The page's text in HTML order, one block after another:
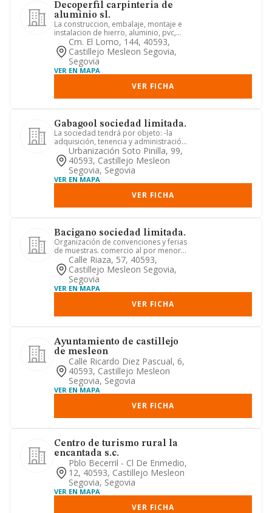
Decoperfil carpinteria de
aluminio sl.
La construccion, embalaje, montaje e
instalacion de hierro, aluminio, pvc,
madera y cristal para pu...
Cm. El Lomo, 144, 40593,
Castillejo Mesleon Segovia,
Segovia
VER EN MAPA
VER FICHA
Gabagool sociedad limitada.
La sociedad tendrá por objeto: -la
adquisición, tenencia y administración
de cualquier forma de acc...
Urbanización Soto Pinilla, 99,
40593, Castillejo Mesleon
Segovia, Segovia
VER EN MAPA
VER FICHA
Bacigano sociedad limitada.
Organización de convenciones y ferias
de muestras. comercio al por menor
de ferretería, pintura y v...
Calle Riaza, 57, 40593,
Castillejo Mesleon Segovia,
Segovia
VER EN MAPA
VER FICHA
Ayuntamiento de castillejo
de mesleon
Calle Ricardo Diez Pascual, 6,
40593, Castillejo Mesleon
Segovia, Segovia
VER EN MAPA
VER FICHA
Centro de turismo rural la
encantada s.c.
Pblo Becerril - Cl De Enmedio,
12, 40593, Castillejo Mesleon
Segovia, Segovia
VER EN MAPA
VER FICHA